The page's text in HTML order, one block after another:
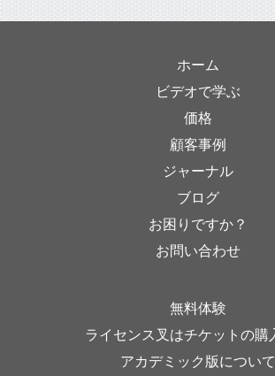
ホーム
ビデオで学ぶ
価格
顧客事例
ジャーナル
ブログ
お困りですか？
お問い合わせ
無料体験
ライセンス叉はチケットの購
アカデミック版について